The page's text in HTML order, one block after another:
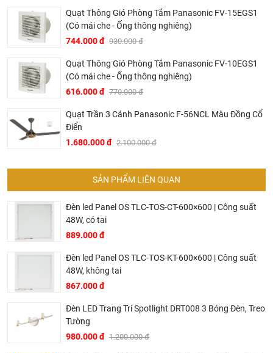
Dịch vụ riêng của Khali Nguyễn dành cho khách hàng:
Khảo sát công trình, để hỗ trợ khách hàng chọn sản
khuyên, chú ý, hoặc chỉ ra các vấn khổng ổn nếu có
hoàn toàn miễn phí.
Bảo trì sản phẩm lên tới 5 năm, tặng các phụ kiện hao
mòn và thay thế miễn phí.
Bảo trì kiểm tra sản phẩm trước khi hết hạn bảo hành
kể cả sản phẩm có lên đên 5 năm hay 10 năm bảo
hành miễn phí, Khali Nguyễn sẽ liên hệ để bảo trì và
kiểm tra khi đến hạn, khách hàng không phải ghi nhớ
Khali Nguyễn - Tri kỷ của ngôi nhà bạn!
Quạt Thông Gió Phòng Tắm Panasonic FV-15EGS1
(Có mái che - Ống thông nghiêng)
744.000 đ 930.000 đ
Quạt Thông Gió Phòng Tắm Panasonic FV-10EGS1
(Có mái che - Ống thông nghiêng)
616.000 đ 770.000 đ
Quạt Trần 3 Cánh Panasonic F-56NCL Màu Đồng Cổ
Điển
1.680.000 đ 2.100.000 đ
SẢN PHẨM LIÊN QUAN
Đèn led Panel OS TLC-TOS-CT-600×600 | Công suất
48W, có tai
889.000 đ
Đèn led Panel OS TLC-TOS-KT-600×600 | Công suất
48W, không tai
867.000 đ
Đèn LED Trang Trí Spotlight DRT008 3 Bóng Đèn, Treo
Tường
980.000 đ 1.200.000 đ